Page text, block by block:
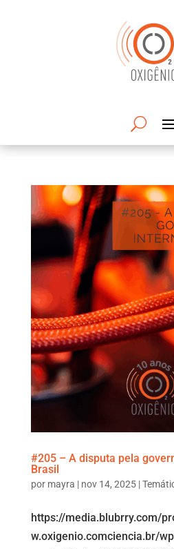
#205 – A disputa pela
Brasil
por mayra | nov 14, 2025|
https://media.blubrry.com/
w.oxigenio.comciencia.br/